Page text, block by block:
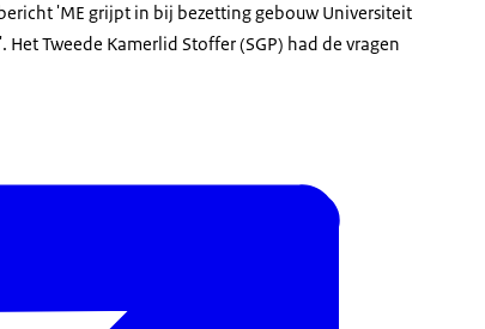
'ME grijpt in bij bezetting gebouw Universiteit
Het Tweede Kamerlid Stoffer (SGP) had de vragen